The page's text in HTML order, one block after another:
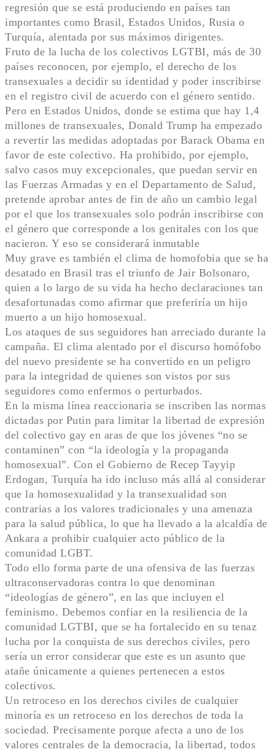
regresión que se está produciendo en países tan
importantes como Brasil, Estados Unidos, Rusia o
Turquía, alentada por sus máximos dirigentes.
Fruto de la lucha de los colectivos LGTBI, más de 30
países reconocen, por ejemplo, el derecho de los
transexuales a decidir su identidad y poder inscribirse
en el registro civil de acuerdo con el género sentido.
Pero en Estados Unidos, donde se estima que hay 1,4
millones de transexuales, Donald Trump ha empezado
a revertir las medidas adoptadas por Barack Obama en
favor de este colectivo. Ha prohibido, por ejemplo,
salvo casos muy excepcionales, que puedan servir en
las Fuerzas Armadas y en el Departamento de Salud,
pretende aprobar antes de fin de año un cambio legal
por el que los transexuales solo podrán inscribirse con
el género que corresponde a los genitales con los que
nacieron. Y eso se considerará inmutable
Muy grave es también el clima de homofobia que se ha
desatado en Brasil tras el triunfo de Jair Bolsonaro,
quien a lo largo de su vida ha hecho declaraciones tan
desafortunadas como afirmar que preferiría un hijo
muerto a un hijo homosexual.
Los ataques de sus seguidores han arreciado durante la
campaña. El clima alentado por el discurso homófobo
del nuevo presidente se ha convertido en un peligro
para la integridad de quienes son vistos por sus
seguidores como enfermos o perturbados.
En la misma línea reaccionaria se inscriben las normas
dictadas por Putin para limitar la libertad de expresión
del colectivo gay en aras de que los jóvenes “no se
contaminen” con “la ideología y la propaganda
homosexual”. Con el Gobierno de Recep Tayyip
Erdogan, Turquía ha ido incluso más allá al considerar
que la homosexualidad y la transexualidad son
contrarias a los valores tradicionales y una amenaza
para la salud pública, lo que ha llevado a la alcaldía de
Ankara a prohibir cualquier acto público de la
comunidad LGBT.
Todo ello forma parte de una ofensiva de las fuerzas
ultraconservadoras contra lo que denominan
“ideologías de género”, en las que incluyen el
feminismo. Debemos confiar en la resiliencia de la
comunidad LGTBI, que se ha fortalecido en su tenaz
lucha por la conquista de sus derechos civiles, pero
sería un error considerar que este es un asunto que
atañe únicamente a quienes pertenecen a estos
colectivos.
Un retroceso en los derechos civiles de cualquier
minoría es un retroceso en los derechos de toda la
sociedad. Precisamente porque afecta a uno de los
valores centrales de la democracia, la libertad, todos